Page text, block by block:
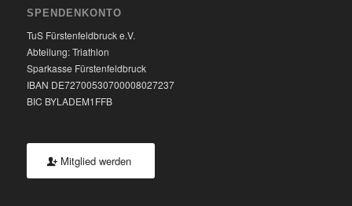
SPENDENKONTO
TuS Fürstenfeldbruck e.V.
Abteilung: Triathlon
Sparkasse Fürstenfeldbruck
IBAN DE72700530700008027237
BIC BYLADEM1FFB
Mitglied werden